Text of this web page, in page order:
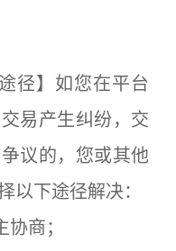
】如您在平台
易产生纠纷，交
议的，您或其他
以下途径解决：
商；